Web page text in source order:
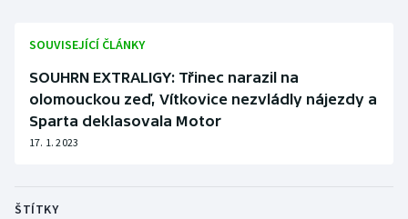
Ostatní
SOUVISEJÍCÍ ČLÁNKY
SOUHRN EXTRALIGY: Třinec narazil na
olomouckou zeď, Vítkovice nezvládly nájezdy a
Sparta deklasovala Motor
17. 1. 2023
ŠTÍTKY